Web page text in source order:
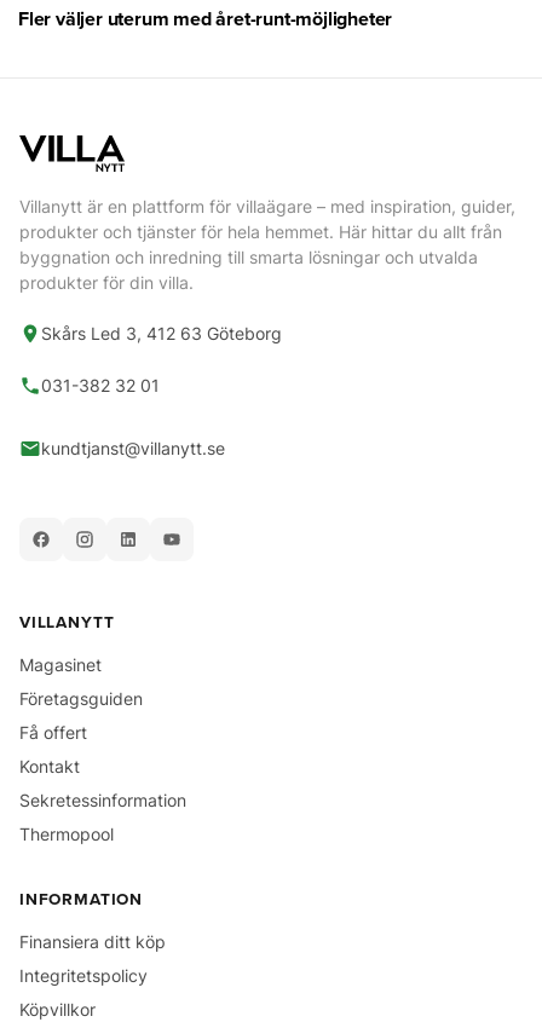
Fler väljer uterum med året-runt-möjligheter
Villanytt är en plattform för villaägare – med inspiration, guider,
produkter och tjänster för hela hemmet. Här hittar du allt från
byggnation och inredning till smarta lösningar och utvalda
produkter för din villa.
Skårs Led 3, 412 63 Göteborg
031-382 32 01
kundtjanst@villanytt.se
VILLANYTT
Magasinet
Företagsguiden
Få offert
Kontakt
Sekretessinformation
Thermopool
INFORMATION
Finansiera ditt köp
Integritetspolicy
Köpvillkor